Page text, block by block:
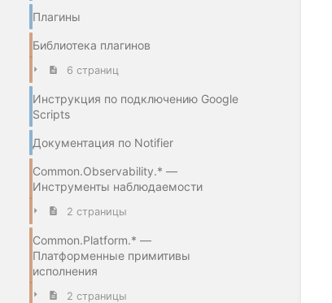
Плагины
Библиотека плагинов
6 страниц
Инструкция по подключению Google
Scripts
Документация по Notifier
Common.Observability.* —
Инструменты наблюдаемости
2 страницы
Common.Platform.* —
Платформенные примитивы
исполнения
2 страницы